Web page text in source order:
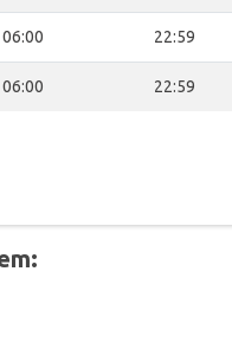
06:00 22:59
06:00 22:59